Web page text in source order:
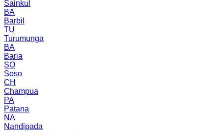
Sainkul
BA
Barbil
TU
Turumunga
BA
Baria
SO
Soso
CH
Champua
PA
Patana
NA
Nandipada